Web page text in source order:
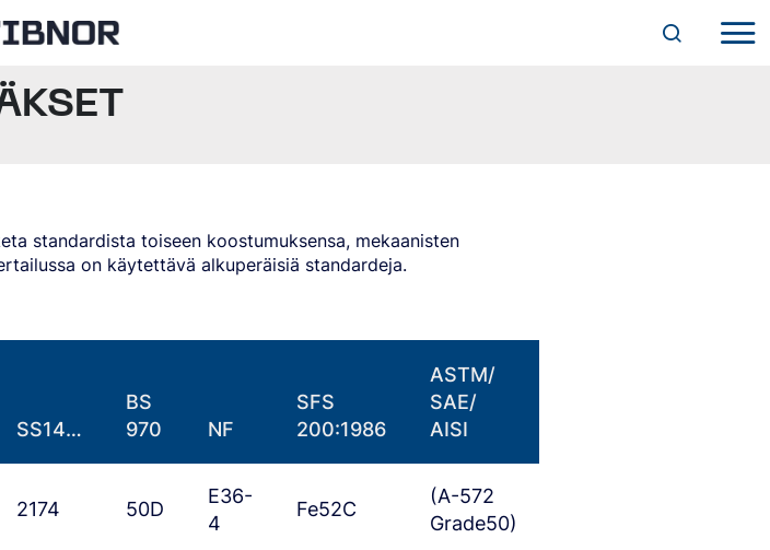
standardista toiseen koostumuksensa, mekaanisten
on käytettävä alkuperäisiä standardeja.
SS14…
BS
970
NF
SFS
200:1986
ASTM/
SAE/
AISI
2174 50D
E36-
4
Fe52C
(A-572
Grade50)